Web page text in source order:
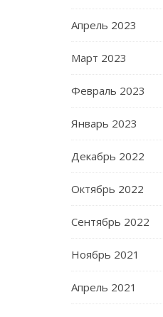
Апрель 2023
Март 2023
Февраль 2023
Январь 2023
Декабрь 2022
Октябрь 2022
Сентябрь 2022
Ноябрь 2021
Апрель 2021